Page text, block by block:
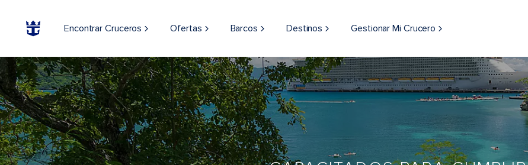
Encontrar Cruceros Ofertas Barcos Destinos Gestionar Mi Crucero